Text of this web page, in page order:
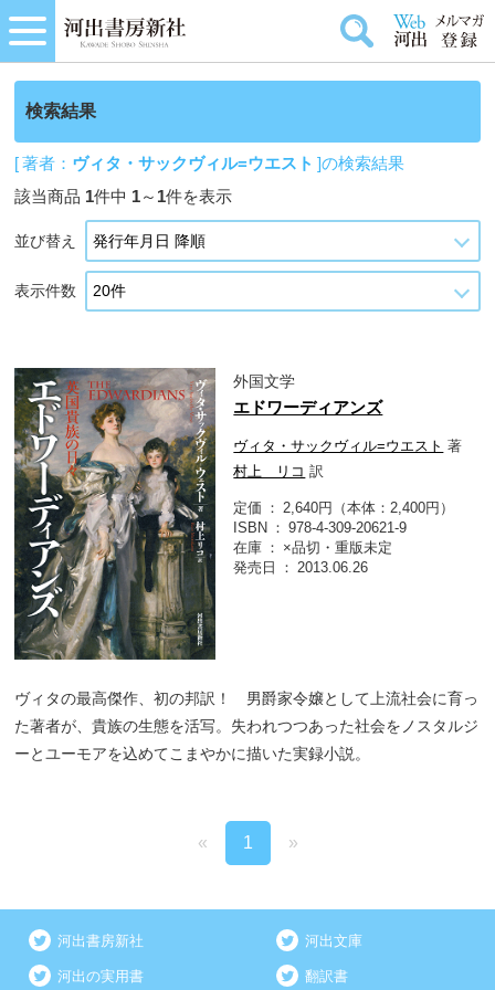
検索結果
[ 著者： ヴィタ・サックヴィル=ウエスト ]の検索結果
該当商品 1件中 1～ 1件を表示
並び替え
表示件数
外国文学
エドワーディアンズ
ヴィタ・サックヴィル=ウエスト 著
村上 リコ 訳
定価
2,640円（本体：2,400円）
ISBN
978-4-309-20621-9
在庫
×品切・重版未定
発売日
2013.06.26
ヴィタの最高傑作、初の邦訳！ 男爵家令嬢として上流社会に育っ
た著者が、貴族の生態を活写。失われつつあった社会をノスタルジ
ーとユーモアを込めてこまやかに描いた実録小説。
« 1 »
河出書房新社 河出文庫
河出の実用書 翻訳書